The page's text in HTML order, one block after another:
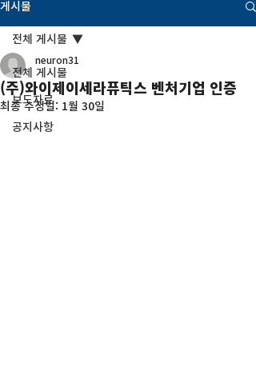
게시물
전체 게시물
보도자료
공지사항
전체 게시물
(주)와이제이세라퓨틱스 벤처기업 인증
neuron31
최종 수정일: 1월 30일